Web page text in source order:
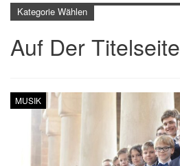
Kategorie Wählen
Auf Der Titelseite
MUSIK